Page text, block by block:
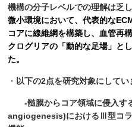
機構の分子レベルでの理解は乏
微小環境において、代表的な
コアに線維網を構築し、血管再
クログリアの「動的な足場」と
た。
・ 以下の2点を研究対象にしてい
-髄膜からコア領域に侵入す
angiogenesis)におけるⅢ型コラ